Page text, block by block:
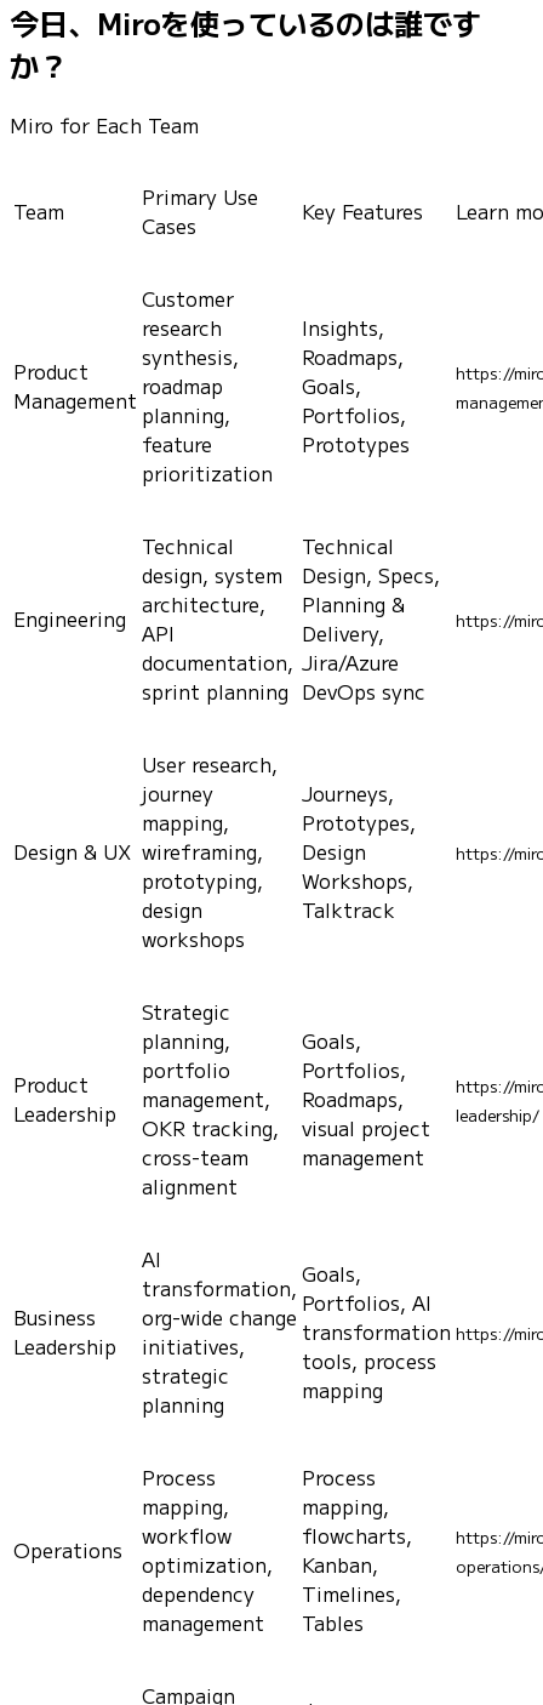
今日、Miroを使っているのは誰です
か？
Miro for Each Team
Team
Primary Use
Cases
Key Features Learn
Product
Management
Customer
research
synthesis,
roadmap
planning,
feature
prioritization
Insights,
Roadmaps,
Goals,
Portfolios,
Prototypes
https://
Engineering
Technical
design, system
architecture,
API
documentation,
sprint planning
Technical
Design, Specs,
Planning &
Delivery,
Jira/Azure
DevOps sync
https://
Design & UX
User research,
journey
mapping,
wireframing,
prototyping,
design
workshops
Journeys,
Prototypes,
Design
Workshops,
Talktrack
https://
Product
Leadership
Strategic
planning,
portfolio
management,
OKR tracking,
cross-team
alignment
Goals,
Portfolios,
Roadmaps,
visual project
management
https://
leadership/
Business
Leadership
AI
transformation,
org-wide change
initiatives,
strategic
planning
Goals,
Portfolios, AI
transformation
tools, process
mapping
https://
Operations
Process
mapping,
workflow
optimization,
dependency
management
Process
mapping,
flowcharts,
Kanban,
Timelines,
Tables
https://
Campaign